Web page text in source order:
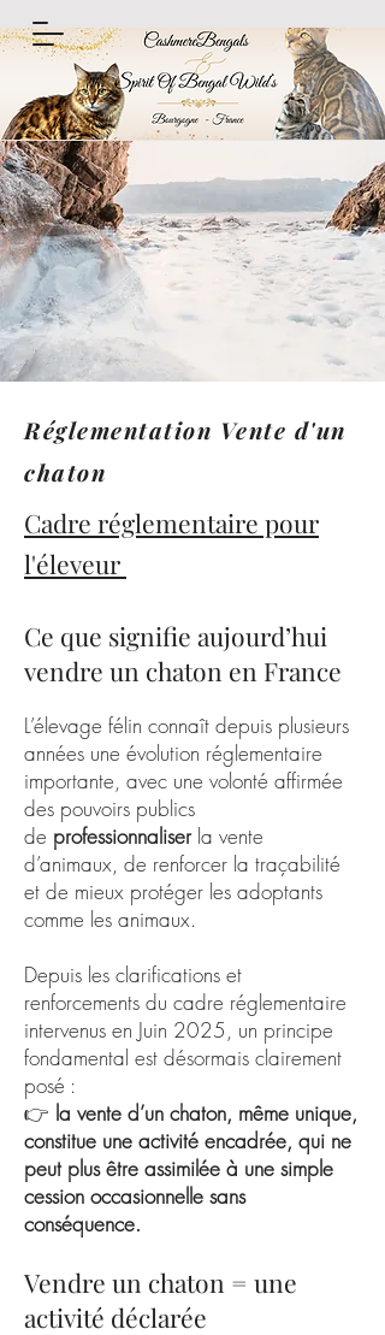
Réglementation Vente d'un
chaton
Cadre réglementaire pour
l'éleveur
Ce que signifie aujourd’hui
vendre un chaton en France
L’élevage félin connaît depuis plusieurs
années une évolution réglementaire
importante, avec une volonté affirmée
des pouvoirs publics
de professionnaliserla vente
d’animaux, de renforcer la traçabilité
et de mieux protéger les adoptants
comme les animaux.
Depuis les clarifications et
renforcements du cadre réglementaire
intervenus en Juin 2025, un principe
fondamental est désormais clairement
posé :
👉 la vente d’un chaton, même unique,
constitue une activité encadrée, qui ne
peut plus être assimilée à une simple
cession occasionnelle sans
conséquence.
Vendre un chaton = une
activité déclarée